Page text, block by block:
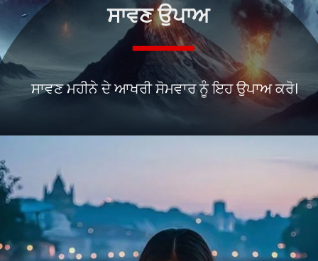
ਸਾਵਣ ਮਹੀਨੇ ਦੇ ਆਖਰੀ ਸੋਮਵਾਰ ਨੂੰ ਇਹ ਉਪਾਅ ਕਰੋ।
ਸਾਵਣ ਉਪਾਅ